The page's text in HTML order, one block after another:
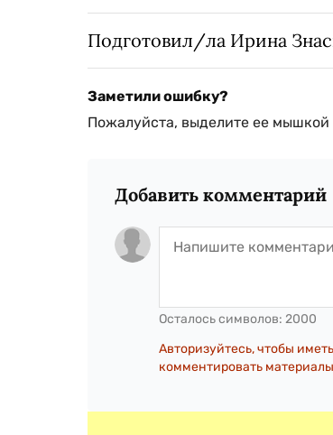
Подготовил/ла Ирина
Заметили ошибку?
Пожалуйста, выделите ее
Добавить комментарий
Осталось символов: 2000
Авторизуйтесь, чтобы
комментировать материалы